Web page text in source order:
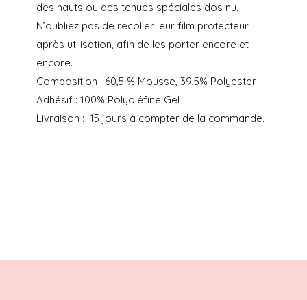
des hauts ou des tenues spéciales dos nu.
N’oubliez pas de recoller leur film protecteur
après utilisation, afin de les porter encore et
encore.
Composition : 60,5 % Mousse, 39,5% Polyester
Adhésif : 100% Polyoléfine Gel
Livraison : 15 jours à compter de la commande.